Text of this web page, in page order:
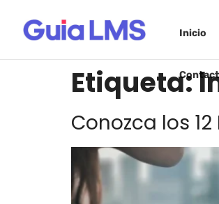
Inicio
Etiqueta:
Conozca los